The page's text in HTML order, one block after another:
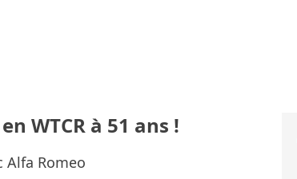
WTCR à 51 ans !
Alfa Romeo